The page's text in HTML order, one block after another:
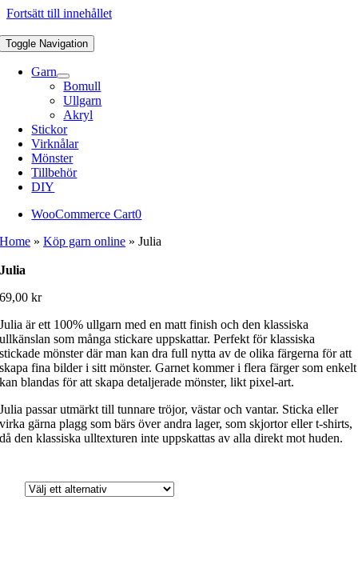
Fortsätt till innehållet
Toggle Navigation
Garn
Bomull
Ullgarn
Akryl
Stickor
Virknålar
Mönster
Tillbehör
DIY
WooCommerce Cart0
Home »Köp garn online »Julia
Julia
69,00kr
Julia är ett 100% ullgarn med en matt finish och den klassiska
ullkänslan som många stickare uppskattar. Perfekt för klassiska
stickade mönster där man kan dra full nytta av de olika färgerna för att
skapa fina bilder i sitt mönster. Garnet kommer i flera färger som enkelt
kan blandas för att skapa detaljerade mönster, likt pixel-art.
Julia passar utmärkt till tunnare tröjor, västar och vantar. Sticka eller
virka gärna plagg som bärs över andra lager, som skjortor eller t-shirts,
då den klassiska ulltexturen inte uppskattas av alla direkt mot huden.